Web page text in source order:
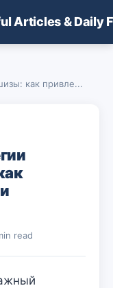
Articles & Daily
как привле...
read